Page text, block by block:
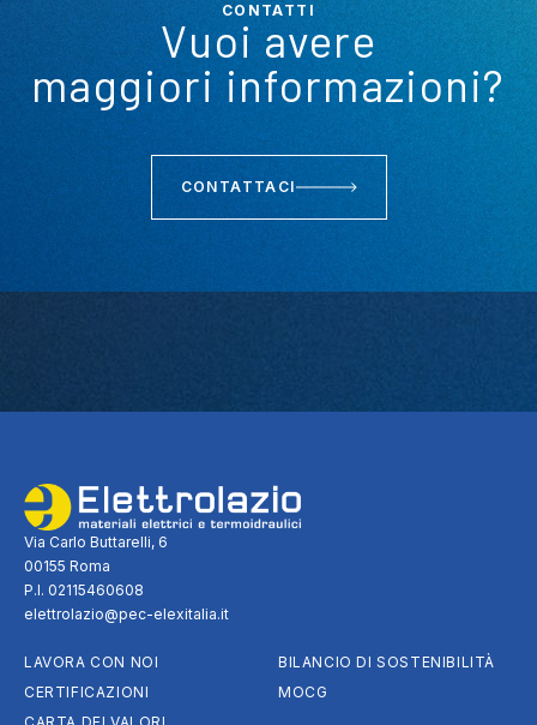
CONTATTI
Vuoi avere
maggiori informazioni?
CONTATTACI
Via Carlo Buttarelli, 6
00155 Roma
P.I. 02115460608
elettrolazio@pec-elexitalia.it
LAVORA CON NOI
CERTIFICAZIONI
BILANCIO DI SOSTENIBILITÀ
MOCG